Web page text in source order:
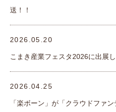
送！！
2026.05.20
こまき産業フェスタ2026に出展し
2026.04.25
「楽ボーン」が「クラウドファ